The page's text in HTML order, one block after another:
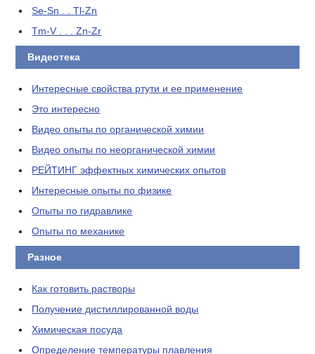
Se-Sn . . Tl-Zn
Tm-V . . . Zn-Zr
Видеотека
Интересные свойства ртути и ее применение
Это интересно
Видео опыты по органической химии
Видео опыты по неорганической химии
РЕЙТИНГ эффектных химических опытов
Интересные опыты по физике
Опыты по гидравлике
Опыты по механике
Разное
Как готовить растворы
Получение дистиллированной воды
Химическая посуда
Определение температуры плавления